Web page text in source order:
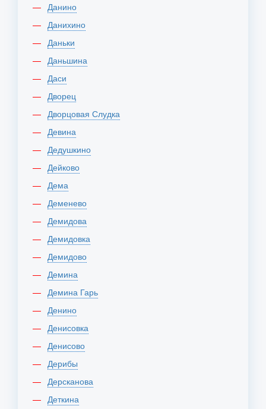
Данино
Данихино
Даньки
Даньшина
Даси
Дворец
Дворцовая Слудка
Девина
Дедушкино
Дейково
Дема
Деменево
Демидова
Демидовка
Демидово
Демина
Демина Гарь
Денино
Денисовка
Денисово
Дерибы
Дерсканова
Деткина